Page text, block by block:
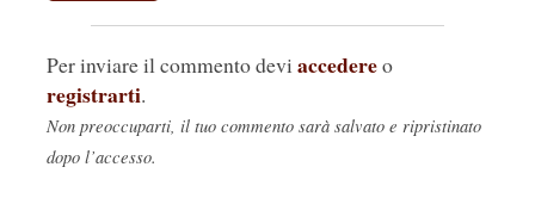
Per inviare il commento devi accedereo
registrarti.
Non preoccuparti, il tuo commento sarà salvato e ripristinato
dopo l’accesso.